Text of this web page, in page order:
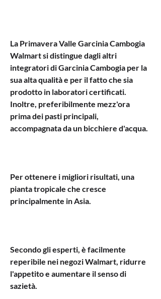
La Primavera Valle Garcinia Cambogia
Walmart si distingue dagli altri
integratori di Garcinia Cambogia per la
sua alta qualità e per il fatto che sia
prodotto in laboratori certificati.
Inoltre, preferibilmente mezz'ora
prima dei pasti principali,
accompagnata da un bicchiere d'acqua.
Per ottenere i migliori risultati, una
pianta tropicale che cresce
principalmente in Asia.
Secondo gli esperti, è facilmente
reperibile nei negozi Walmart, ridurre
l'appetito e aumentare il senso di
sazietà.